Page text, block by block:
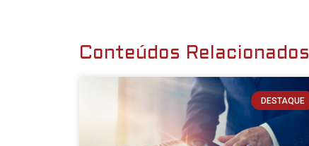
Conteúdos Relacionados
DESTAQUE